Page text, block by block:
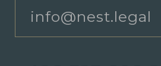
info@nest.legal